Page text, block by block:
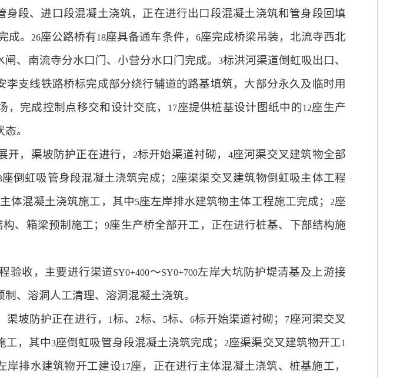
段、进口段混凝土浇筑，正在进行出口段混凝土浇筑和管身段回填
成。 26座公路桥有18座具备通车条件， 6座完成桥梁吊装，北流寺西北
、南流寺分水口门、小营分水口门完成。
3标洪河渠道倒虹吸出口、
支线铁路桥标完成部分绕行辅道的路基填筑，大部分永久及临时用
完成控制点移交和设计交底， 17座提供桩基设计图纸中的12座生产
。
，渠坡防护正在进行，
2标开始渠道衬砌， 4座河渠交叉建筑物全部
座倒虹吸管身段混凝土浇筑完成； 2座渠渠交叉建筑物倒虹吸主体工程
体混凝土浇筑施工，其中5座左岸排水建筑物主体工程施工完成； 2座
、箱梁预制施工；9座生产桥全部开工，正在进行桩基、下部结构施
验收，主要进行渠道SY0+400～SY0+700左岸大坑防护堤清基及上游接
、溶洞人工清理、溶洞混凝土浇筑。
坡防护正在进行，
1标、 2标、 5标、6标开始渠道衬砌； 7座河渠交叉
工，其中3座倒虹吸管身段混凝土浇筑完成； 2座渠渠交叉建筑物开工1
岸排水建筑物开工建设17座，正在进行主体混凝土浇筑、桩基施工，